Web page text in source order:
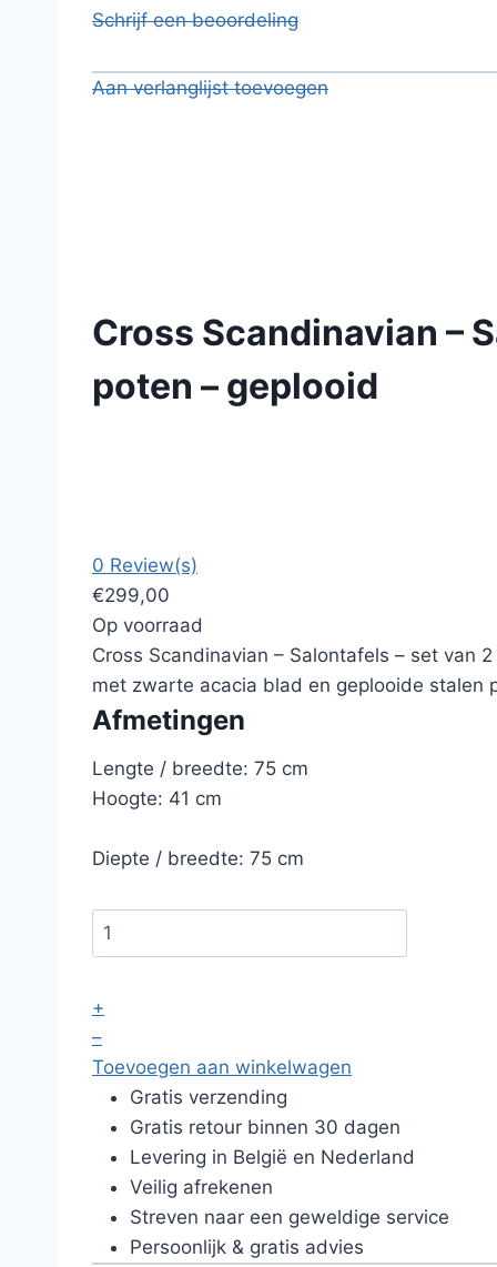
Schrijf een beoordeling
Aan verlanglijst toevoegen
Cross Scandinavian –
poten – geplooid
0 Review(s)
€299,00
Op voorraad
Cross Scandinavian – Salontafels – set van
met zwarte acacia blad en geplooide stalen
Afmetingen
Lengte / breedte: 75 cm
Hoogte: 41 cm
Diepte / breedte: 75 cm
+
–
Toevoegen aan winkelwagen
Gratis verzending
Gratis retour binnen 30 dagen
Levering in België en Nederland
Veilig afrekenen
Streven naar een geweldige service
Persoonlijk & gratis advies